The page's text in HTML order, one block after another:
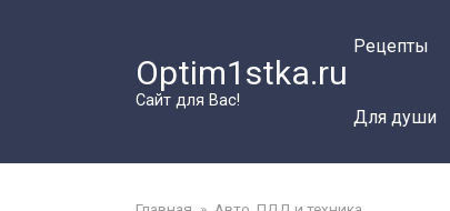
Optim1stka.ru
Сайт для Вас!
Рецепты
Для души